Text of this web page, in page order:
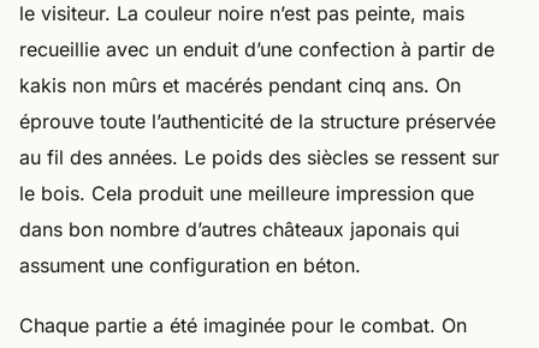
le visiteur. La couleur noire n’est pas peinte, mais
recueillie avec un enduit d’une confection à partir de
kakis non mûrs et macérés pendant cinq ans. On
éprouve toute l’authenticité de la structure préservée
au fil des années. Le poids des siècles se ressent sur
le bois. Cela produit une meilleure impression que
dans bon nombre d’autres châteaux japonais qui
assument une configuration en béton.
Chaque partie a été imaginée pour le combat. On